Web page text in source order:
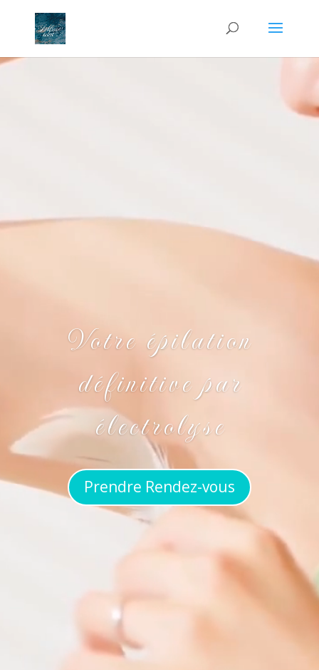
Votre épilation
définitive par
électrolyse
Prendre Rendez-vous